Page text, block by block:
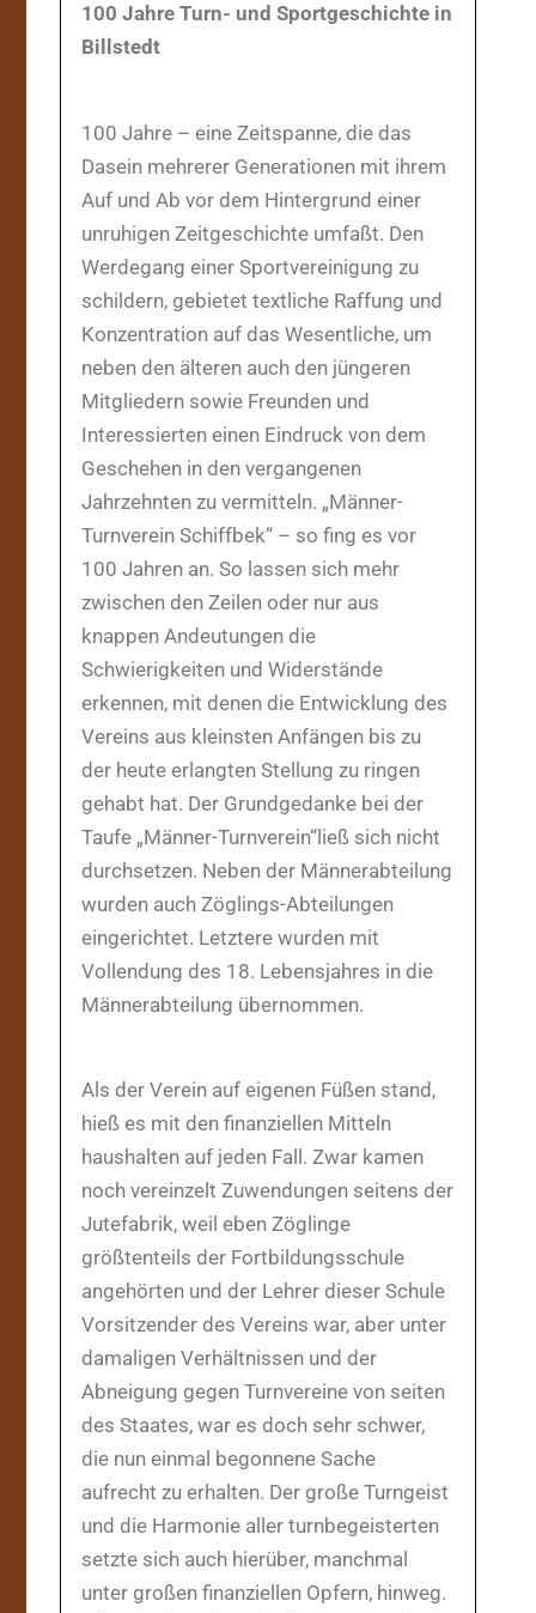
100 Jahre Turn- und Sportgeschichte in
Billstedt
100 Jahre – eine Zeitspanne, die das
Dasein mehrerer Generationen mit ihrem
Auf und Ab vor dem Hintergrund einer
unruhigen Zeitgeschichte umfaßt. Den
Werdegang einer Sportvereinigung zu
schildern, gebietet textliche Raffung und
Konzentration auf das Wesentliche, um
neben den älteren auch den jüngeren
Mitgliedern sowie Freunden und
Interessierten einen Eindruck von dem
Geschehen in den vergangenen
Jahrzehnten zu vermitteln. „Männer-
Turnverein Schiffbek“ – so fing es vor
100 Jahren an. So lassen sich mehr
zwischen den Zeilen oder nur aus
knappen Andeutungen die
Schwierigkeiten und Widerstände
erkennen, mit denen die Entwicklung des
Vereins aus kleinsten Anfängen bis zu
der heute erlangten Stellung zu ringen
gehabt hat. Der Grundgedanke bei der
Taufe „Männer-Turnverein“ließ sich nicht
durchsetzen. Neben der Männerabteilung
wurden auch Zöglings-Abteilungen
eingerichtet. Letztere wurden mit
Vollendung des 18. Lebensjahres in die
Männerabteilung übernommen.
Als der Verein auf eigenen Füßen stand,
hieß es mit den finanziellen Mitteln
haushalten auf jeden Fall. Zwar kamen
noch vereinzelt Zuwendungen seitens der
Jutefabrik, weil eben Zöglinge
größtenteils der Fortbildungsschule
angehörten und der Lehrer dieser Schule
Vorsitzender des Vereins war, aber unter
damaligen Verhältnissen und der
Abneigung gegen Turnvereine von seiten
des Staates, war es doch sehr schwer,
die nun einmal begonnene Sache
aufrecht zu erhalten. Der große Turngeist
und die Harmonie aller turnbegeisterten
setzte sich auch hierüber, manchmal
unter großen finanziellen Opfern, hinweg.